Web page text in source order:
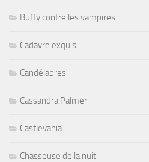
Buffy contre les vampires
Cadavre exquis
Candélabres
Cassandra Palmer
Castlevania
Chasseuse de la nuit